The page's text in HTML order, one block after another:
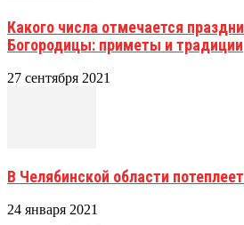
Какого числа отмечается
Богородицы: приметы и традиции
27 сентября 2021
В Челябинской области
24 января 2021